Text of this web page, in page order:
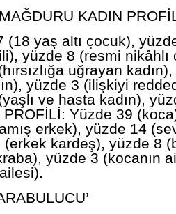
KADIN
(18 yaş altı çocuk),
yüzde 8 (resmi nikâhlı
uğrayan
yüzde 3 (ilişkiyi
ve hasta kadın),
PROFİLİ: Yüzde 39
erkek), yüzde 14
(erkek kardeş), yüzde 8
yüzde 3 (kocanın